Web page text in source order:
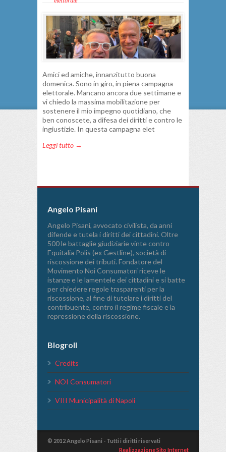
Amici ed amiche, innanzitutto buona
domenica. Sono in giro, in piena campagna
elettorale. Mancano ancora due settimane e
vi chiedo la massima mobilitazione per
sostenere il mio impegno quotidiano, che
ben conoscete, a difesa dei diritti e contro le
ingiustizie. In questa campagna elet
Leggi tutto →
Angelo Pisani
Angelo Pisani, avvocato civilista, da anni
difende e tutela i diritti dei cittadini. Oltre
500 le battaglie giudiziarie vinte contro
Equitalia Polis (ex Gestline), società di
riscossione dei tributi. Fondatore del
Movimento Noi Consumatori riceve le
istanze e le lamentele dei cittadini e si batte
per chiedere regole trasparenti per la
riscossione, al fine di tutelare i diritti del
contribuente, contro il regime fiscale e la
repressione della riscossione.
Blogroll
Credits
NOI Consumatori
VIII Municipalità di Napoli
© 2012 Angelo Pisani - Tutti i diritti riservati
Realizzazione Sito Internet